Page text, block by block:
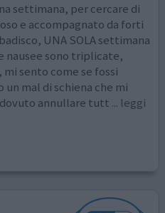
settimana, per cercare di
e accompagnato da forti
UNA SOLA settimana
nausee sono triplicate,
sento come se fossi
mal di schiena che mi
annullare tutt ... leggi